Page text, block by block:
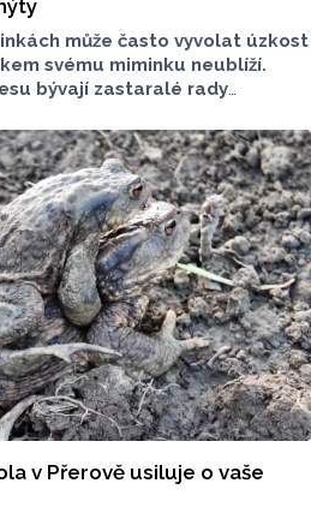
může často vyvolat úzkost
svému miminku neublíží.
bývají zastaralé rady
nebo preventivnímu vyřazování
kojení boří laktační poradkyně
v Přerově usiluje o vaše